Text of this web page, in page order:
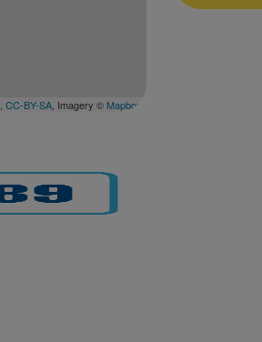
CC-BY-SA , Imagery © Mapbox